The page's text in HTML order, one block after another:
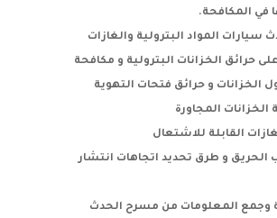
في المكافحة.
سيارات المواد البترولية والغازات
حرائق الخزانات البترولية و مكافحة
الخزانات و حرائق فتحات التهوية
الخزانات المجاورة
القابلة للاشتعال
و طرق تحديد اتجاهات انتشار
وجمع المعلومات من مسرح الحدث